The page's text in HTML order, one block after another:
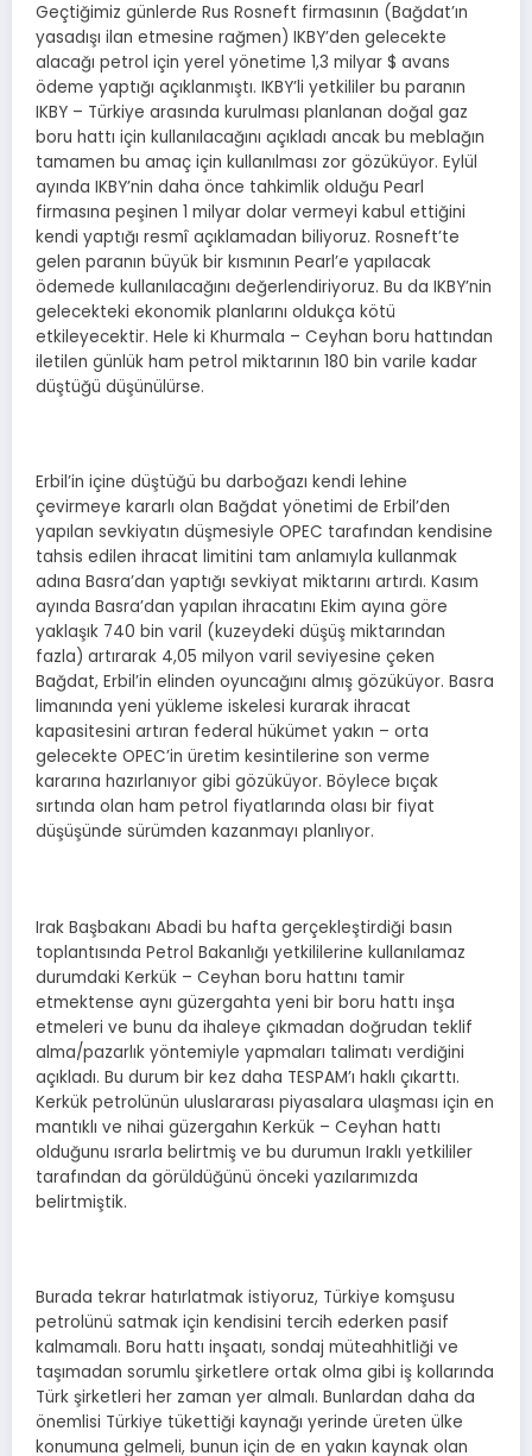
Geçtiğimiz günlerde Rus Rosneft firmasının (Bağdat’ın
yasadışı ilan etmesine rağmen) IKBY’den gelecekte
alacağı petrol için yerel yönetime 1,3 milyar $ avans
ödeme yaptığı açıklanmıştı. IKBY’li yetkililer bu paranın
IKBY – Türkiye arasında kurulması planlanan doğal gaz
boru hattı için kullanılacağını açıkladı ancak bu meblağın
tamamen bu amaç için kullanılması zor gözüküyor. Eylül
ayında IKBY’nin daha önce tahkimlik olduğu Pearl
firmasına peşinen 1 milyar dolar vermeyi kabul ettiğini
kendi yaptığı resmî açıklamadan biliyoruz. Rosneft’te
gelen paranın büyük bir kısmının Pearl’e yapılacak
ödemede kullanılacağını değerlendiriyoruz. Bu da IKBY’nin
gelecekteki ekonomik planlarını oldukça kötü
etkileyecektir. Hele ki Khurmala – Ceyhan boru hattından
iletilen günlük ham petrol miktarının 180 bin varile kadar
düştüğü düşünülürse.
Erbil’in içine düştüğü bu darboğazı kendi lehine
çevirmeye kararlı olan Bağdat yönetimi de Erbil’den
yapılan sevkiyatın düşmesiyle OPEC tarafından kendisine
tahsis edilen ihracat limitini tam anlamıyla kullanmak
adına Basra’dan yaptığı sevkiyat miktarını artırdı. Kasım
ayında Basra’dan yapılan ihracatını Ekim ayına göre
yaklaşık 740 bin varil (kuzeydeki düşüş miktarından
fazla) artırarak 4,05 milyon varil seviyesine çeken
Bağdat, Erbil’in elinden oyuncağını almış gözüküyor. Basra
limanında yeni yükleme iskelesi kurarak ihracat
kapasitesini artıran federal hükümet yakın – orta
gelecekte OPEC’in üretim kesintilerine son verme
kararına hazırlanıyor gibi gözüküyor. Böylece bıçak
sırtında olan ham petrol fiyatlarında olası bir fiyat
düşüşünde sürümden kazanmayı planlıyor.
Irak Başbakanı Abadi bu hafta gerçekleştirdiği basın
toplantısında Petrol Bakanlığı yetkililerine kullanılamaz
durumdaki Kerkük – Ceyhan boru hattını tamir
etmektense aynı güzergahta yeni bir boru hattı inşa
etmeleri ve bunu da ihaleye çıkmadan doğrudan teklif
alma/pazarlık yöntemiyle yapmaları talimatı verdiğini
açıkladı. Bu durum bir kez daha TESPAM’ı haklı çıkarttı.
Kerkük petrolünün uluslararası piyasalara ulaşması için en
mantıklı ve nihai güzergahın Kerkük – Ceyhan hattı
olduğunu ısrarla belirtmiş ve bu durumun Iraklı yetkililer
tarafından da görüldüğünü önceki yazılarımızda
belirtmiştik.
Burada tekrar hatırlatmak istiyoruz, Türkiye komşusu
petrolünü satmak için kendisini tercih ederken pasif
kalmamalı. Boru hattı inşaatı, sondaj müteahhitliği ve
taşımadan sorumlu şirketlere ortak olma gibi iş kollarında
Türk şirketleri her zaman yer almalı. Bunlardan daha da
önemlisi Türkiye tükettiği kaynağı yerinde üreten ülke
konumuna gelmeli, bunun için de en yakın kaynak olan